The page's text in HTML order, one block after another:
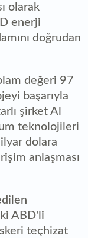
olarak
enerji
doğrudan
değeri 97
başarıyla
şirket Al
teknolojileri
dolara
anlaşması
ABD'li
teçhizat